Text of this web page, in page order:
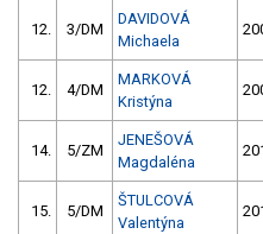
12. 3/DM
DAVIDOVÁ
Michaela
12. 4/DM
MARKOVÁ
Kristýna
14. 5/ZM
JENEŠOVÁ
Magdaléna
15. 5/DM
ŠTULCOVÁ
Valentýna